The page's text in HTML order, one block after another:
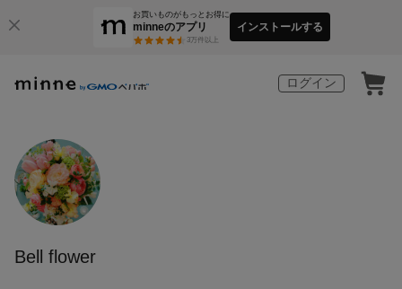
お買いものがもっとお得に
minneのアプリ
3万件以上
インストールする
ログイン
Bell flower